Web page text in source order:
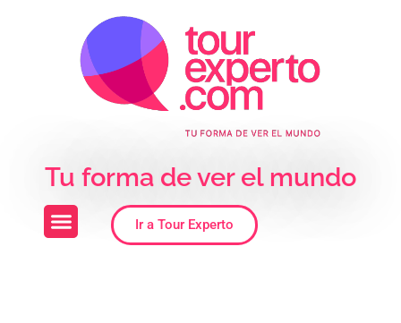
Tu forma de ver el mundo
Ir a Tour Experto